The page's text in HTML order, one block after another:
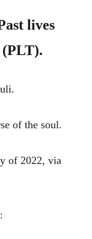
lives
(PLT).
of the soul.
of 2022, via